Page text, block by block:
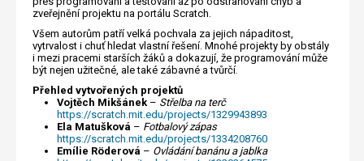
zveřejnění projektu na portálu Scratch.
Všem autorům patří velká pochvala za jejich nápaditost,
vytrvalost i chuť hledat vlastní řešení. Mnohé projekty by obstály
i mezi pracemi starších žáků a dokazují, že programování může
být nejen užitečné, ale také zábavné a tvůrčí.
Přehled vytvořených projektů
Vojtěch Mikšánek – Střelba na terč
https://scratch.mit.edu/projects/1329943893
Ela Matušková – Fotbalový zápas
https://scratch.mit.edu/projects/1334208760
Emílie Röderová – Ovládání banánu a jablka